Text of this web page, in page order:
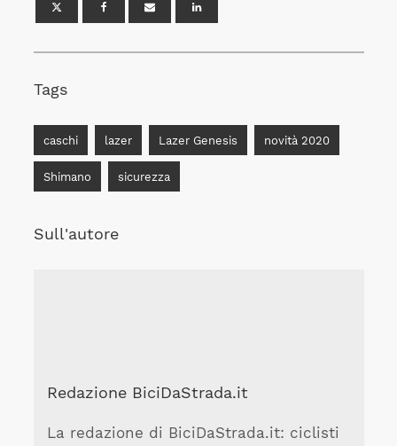
Tags
caschi lazer Lazer Genesis novità 2020
Shimano sicurezza
Sull'autore
Redazione BiciDaStrada.it
La redazione di BiciDaStrada.it: ciclisti